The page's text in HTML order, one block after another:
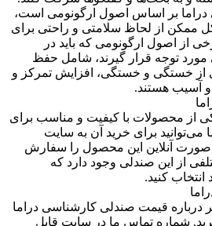
بر اساس اصول ارگونومی است،
ممکن از لحاظ سلامتی و راحتی برای
از اصول ارگونومی که باید در
توجه قرار گیرند، شامل حفظ
از خستگی و خستگی، افزایش تمرکز و
و آسیب هستند.
از محصولات با کیفیت و مناسب برای
برای خرید آن به سایت
صورت آنلاین این محصول را سفارش
از این صندلی وجود دارد که
انتخاب کنید.
درباره قیمت صندلی کارشناسی دراما
شماره تماس ما در سایت قابل